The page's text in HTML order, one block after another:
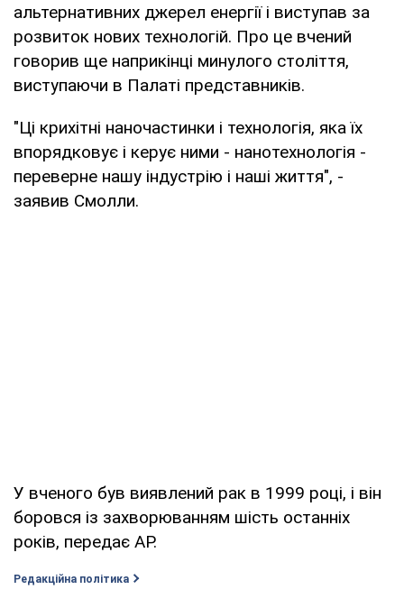
альтернативних джерел енергії і виступав за
розвиток нових технологій. Про це вчений
говорив ще наприкінці минулого століття,
виступаючи в Палаті представників.
"Ці крихітні наночастинки і технологія, яка їх
впорядковує і керує ними - нанотехнологія -
переверне нашу індустрію і наші життя", -
заявив Смолли.
У вченого був виявлений рак в 1999 році, і він
боровся із захворюванням шість останніх
років, передає AP.
Редакційна політика